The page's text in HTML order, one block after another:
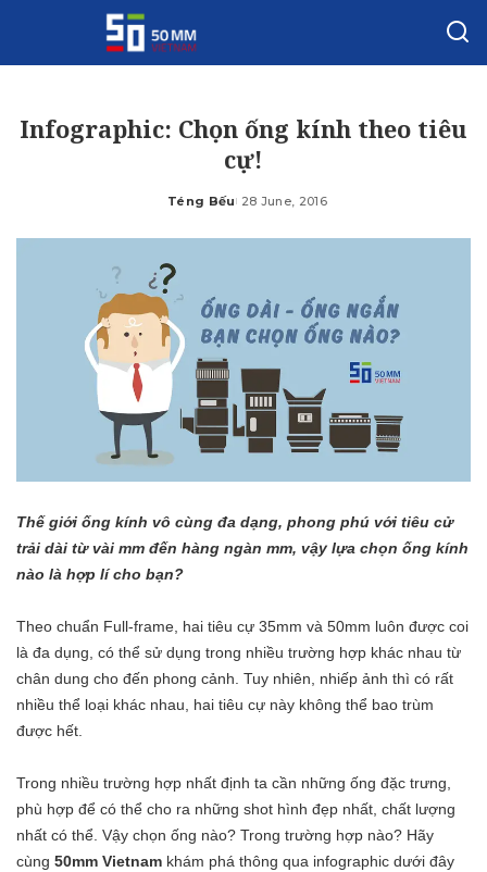
Infographic: Chọn ống kính theo tiêu
cự!
Posted
Téng Bếu 28 June, 2016
Thế giới ống kính vô cùng đa dạng, phong phú với tiêu cử
trải dài từ vài mm đến hàng ngàn mm, vậy lựa chọn ống kính
nào là hợp lí cho bạn?
Theo chuẩn Full-frame, hai tiêu cự 35mm và 50mm luôn được coi
là đa dụng, có thể sử dụng trong nhiều trường hợp khác nhau từ
chân dung cho đến phong cảnh. Tuy nhiên, nhiếp ảnh thì có rất
nhiều thể loại khác nhau, hai tiêu cự này không thể bao trùm
được hết.
Trong nhiều trường hợp nhất định ta cần những ống đặc trưng,
phù hợp để có thể cho ra những shot hình đẹp nhất, chất lượng
nhất có thể. Vậy chọn ống nào? Trong trường hợp nào? Hãy
cùng 50mm Vietnam khám phá thông qua infographic dưới đây